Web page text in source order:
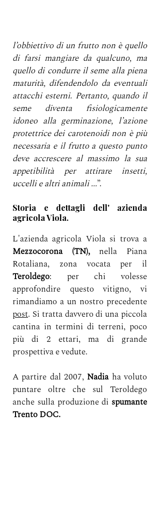
l’obbiettivo di un frutto non è quello
di farsi mangiare da qualcuno, ma
quello di condurre il seme alla piena
maturità, difendendolo da eventuali
attacchi esterni. Pertanto, quando il
seme diventa fisiologicamente
idoneo alla germinazione, l’azione
protettrice dei carotenoidi non è più
necessaria e il frutto a questo punto
deve accrescere al massimo la sua
appetibilità per attirare insetti,
uccelli e altri animali ...”.
Storia e dettagli dell' azienda
agricola Viola.
Mezzocorona (TN), nella Piana
Teroldego: per chi volesse
approfondire questo vitigno, vi
post. Si tratta davvero di una piccola
cantina in termini di terreni, poco
più di 2 ettari, ma di grande
prospettiva e vedute.
A partire dal 2007, Nadia ha voluto
puntare oltre che sul Teroldego
anche sulla produzione di spumante
Trento DOC.